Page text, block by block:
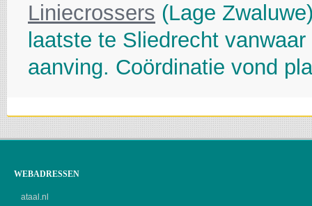
Liniecrossers (Lage
laatste te Sliedrecht
aanving. Coördinatie vond
WEBADRESSEN
ataal.nl